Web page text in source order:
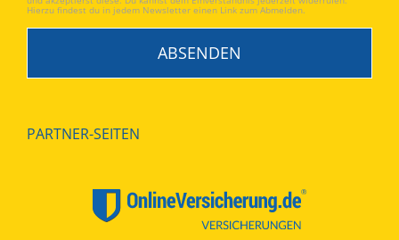
Hierzu findest du in jedem Newsletter einen Link zum Abmelden.
PARTNER-SEITEN